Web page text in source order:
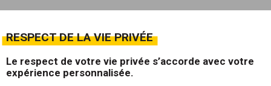
RESPECT DE LA VIE PRIVÉE
Le respect de votre vie privée s’accorde avec votre
expérience personnalisée.